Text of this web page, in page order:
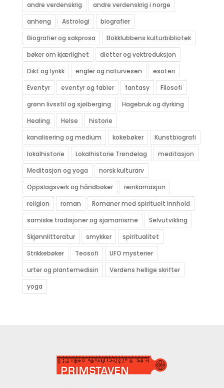
andre verdenskrig
andre verdenskrig i norge
anheng
Astrologi
biografier
Biografier og sakprosa
Bokklubbens kulturbibliotek
bøker om kjærlighet
dietter og vektreduksjon
Dikt og lyrikk
engler og naturvesen
esoteri
Eventyr
eventyr og fabler fantasy
Filosofi
grønn livsstil og sjølberging
Hagebruk og dyrking
Healing
Helse
historie
kanalisering og medium
kokebøker
Kunstbiografi
lokalhistorie
Lokalhistorie Trøndelag
meditasjon
Meditasjon og yoga
norsk kulturarv
Oppslagsverk og håndbøker
reinkarnasjon
religion
roman
Romaner med spirituelt innhold
samiske tradisjoner og sjamanisme
Selvutvikling
Skjønnlitteratur
smykker
spiritualitet
Strikkebøker
Teosofi
UFO mysterier
urter og plantemedisin
Verdens hellige skrifter
yoga